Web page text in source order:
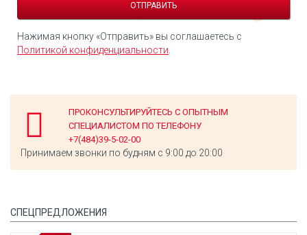
Нажимая кнопку «Отправить» вы соглашаетесь с
Политикой конфиденциальности
ПРОКОНСУЛЬТИРУЙТЕСЬ С ОПЫТНЫМ
СПЕЦИАЛИСТОМ ПО ТЕЛЕФОНУ
+7(484)39-5-02-00
Принимаем звонки по будням с 9:00 до 20:00
СПЕЦПРЕДЛОЖЕНИЯ